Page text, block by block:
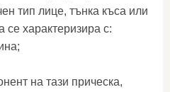
тип лице, тънка къса или
се характеризира с:
на тази прическа,